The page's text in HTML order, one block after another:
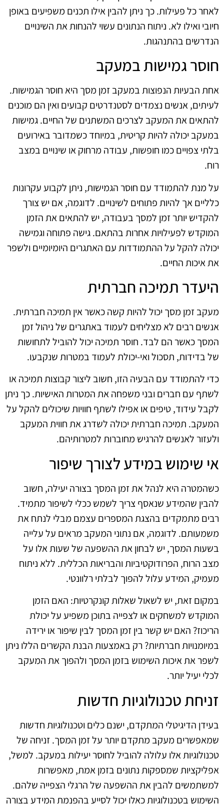
לאחר כל פעילות. כך ניתן להבין אילו תכנים משפיעים באופן
חיובי ואילו לא. ניתוח הנתונים עשוי להנחות את השינויים
הנדרשים בהתנהגות.
חוסר גמישות במעקב
אחת הבעיות הנפוצות במעקב זמן מסך היא חוסר הגמישות.
לעיתים, אנשים נצמדים לסטנדרטים קבועים ואין הם מוכנים
להתאים את המעקב לצרכים המשתנים של החיים. גמישות
במעקב יכולה להיות קריטית, במיוחד כשמדובר באירועים
בלתי צפויים כמו חופשות, עבודה מרחוק או שינויים במצב
רוח.
על מנת להתמודד עם חוסר הגמישות, ניתן לקבוע עקרונות
כלליים אך להיות פתוחים לשינויים. לדוגמה, אם יש צורך
להקדיש יותר זמן למסך בעבודה, יש להתאים את הזמן
המוקדש לפעילויות אחרות בהתאם. גישה פתוחה וגמישה
יכולה להקל על ההתמודדות עם האתגרים היומיומיים ולשפר
את איכות החיים.
היעדר תמיכה חברתית
מעקב זמן מסך יכול להיות קשה כאשר אין תמיכה חברתית.
אנשים רבים לא מצליחים לעמוד באתגרים של ניהול זמן
המסך כאשר הם לבד. חוסר תמיכה יכול להוביל לתחושות
של בדידות, תסכול ואי-יכולת לעמוד במטרות שנקבעו.
כדי להתמודד עם הבעיה הזו, חשוב ליצור קבוצות תמיכה או
לשתף עם חברים ובני משפחה את המטרות האישיות. כך ניתן
לקבל עידוד, טיפים או אפילו לשתף חוויות שיכולים להקל על
המעקב. תמיכה חברתית יכולה לשדרג את חווית המעקב
ולעזור לאנשים להרגיש מחוברות למטרותיהם.
אי שימוש במידע לצורך שיפור
כשהמטרה היא לנהל את זמן המסך בצורה יעילה, חשוב
להבין שהמידע שנאסף צריך לשמש ככלי לשיפור מתמיד.
רבים מתמקדים בהצגת המספרים עצמם מבלי לנתח את
משמעותם. לדוגמה, אם נתוני המעקב מראים על עלייה
בשעות המסך, יש לבחון את ההשפעה של שעות אלו על
מצב הרוח, הפרודוקטיביות והבריאות הכללית. ללא ניתוח
מעמיק, המידע עלול להפוך לבלתי רלוונטי.
במקום זאת, יש לשאול שאלות קונקרטיות: האם הזמן
המוקדש למשחקים או לצפייה בתוכן משפיע על יכולת
הריכוז? האם יש קשר בין זמן המסך לבין שיפור או ירידה
במיומנויות חברתיות? רק באמצעות הבנת הקשרים הללו ניתן
לשפר את איכות השימוש בזמן המסך ולהפוך את המעקב
לכלי יעיל יותר.
זניחת טכנולוגיות חדשות
בעידן הדיגיטלי המתקדם, ישנם כלים וטכנולוגיות חדשות
שמאפשרים מעקב מתקדם יותר על זמן המסך. זניחה של
טכנולוגיות אלו עלולה להוביל לחוסר יעילות במעקב. למשל,
אפליקציות שמספקות נתונים בזמן אמת, מאפשרות
למשתמשים להבין את ההשפעה של הרגלי הצפייה שלהם.
השימוש בטכנולוגיות כאלו יכול לסייע בהפנמת המידע בצורה